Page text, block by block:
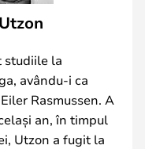
studiile la
avându-i ca
Rasmussen. A
an, în timpul
Utzon a fugit la